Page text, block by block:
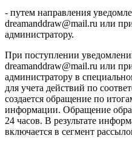
- путем направления
dreamanddraw@mail.ru или
администратору.
При поступлении
dreamanddraw@mail.ru или
администратору в
для учета действий по
создается обращение по
информации. Обращение
24 часов. В результате
включается в сегмент